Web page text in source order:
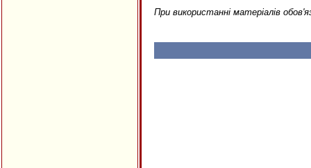
При використанні матеріалів